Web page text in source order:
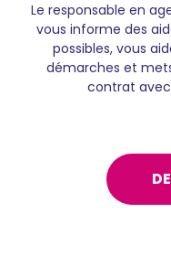
Le responsable en
vous informe des
possibles, vous
démarches et
contrat